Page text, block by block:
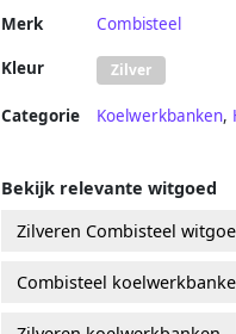
Merk Combisteel
Kleur Zilver
Categorie Koelwerkbanken,
Bekijk relevante witgoed
Zilveren Combisteel
Combisteel